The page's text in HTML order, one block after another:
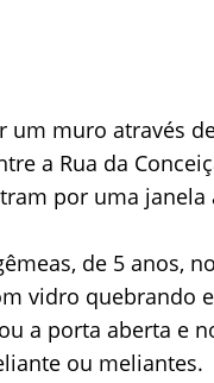
um muro através
a Rua da
por uma janela
de 5 anos,
vidro quebrando
a porta aberta e
ou meliantes.